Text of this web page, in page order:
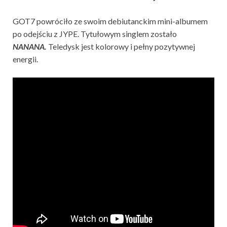
GOT7 powróciło ze swoim debiutanckim mini-albumem
po odejściu z JYPE. Tytułowym singlem zostało
NANANA. Teledysk jest kolorowy i pełny pozytywnej
energii.